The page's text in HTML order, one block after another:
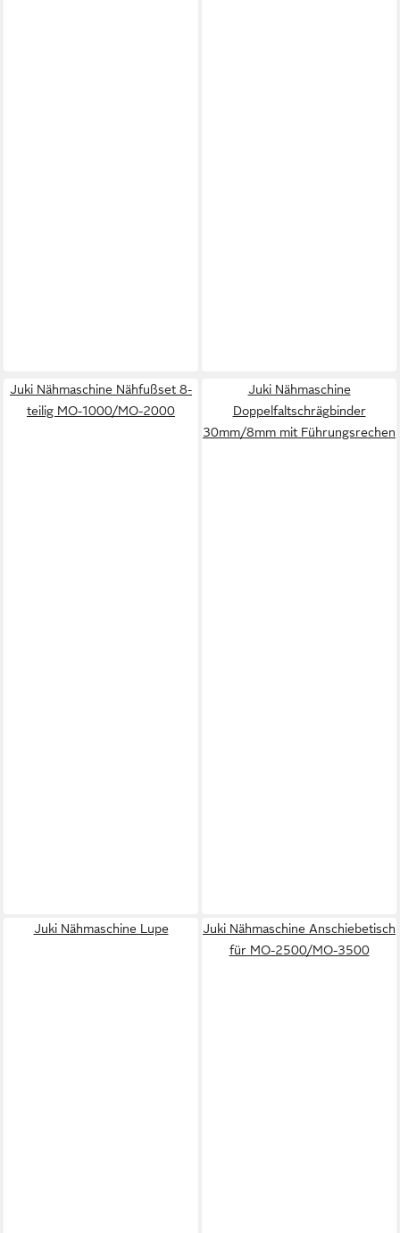
Juki Nähmaschine Nähfußset 8-
teilig MO-1000/MO-2000
Juki Nähmaschine
Doppelfaltschrägbinder
30mm/8mm mit Führungsrechen
Juki Nähmaschine Lupe
Juki Nähmaschine Anschiebetisch
für MO-2500/MO-3500